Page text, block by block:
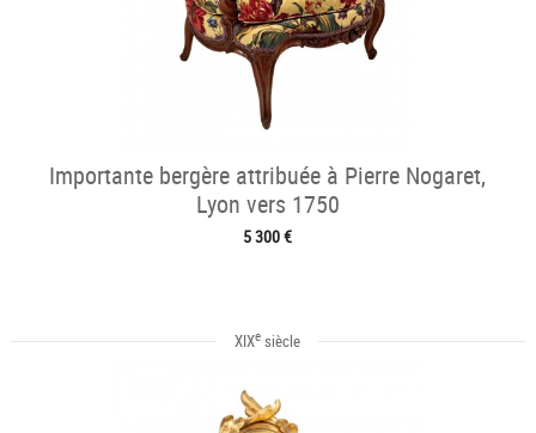
Importante bergère attribuée à Pierre Nogaret,
Lyon vers 1750
5 300 €
XIXe siècle